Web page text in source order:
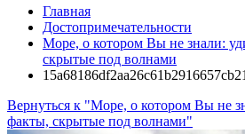
Главная
Достопримечательности
Море, о котором Вы не знали:
скрытые под волнами
Вернуться к "Море, о котором Вы не
факты, скрытые под волнами"